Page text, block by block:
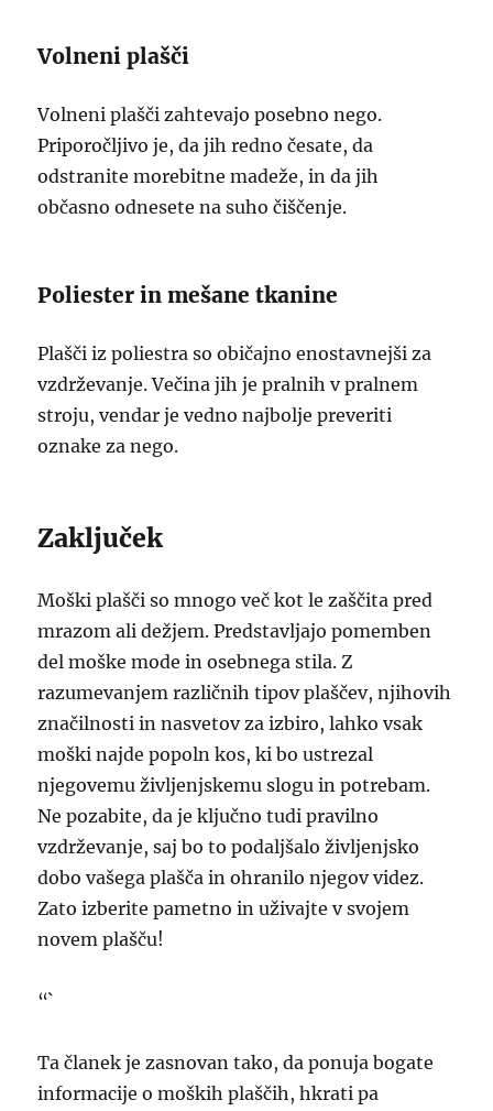
Volneni plašči
Volneni plašči zahtevajo posebno nego.
Priporočljivo je, da jih redno česate, da
odstranite morebitne madeže, in da jih
občasno odnesete na suho čiščenje.
Poliester in mešane tkanine
Plašči iz poliestra so običajno enostavnejši za
vzdrževanje. Večina jih je pralnih v pralnem
stroju, vendar je vedno najbolje preveriti
oznake za nego.
Zaključek
Moški plašči so mnogo več kot le zaščita pred
mrazom ali dežjem. Predstavljajo pomemben
del moške mode in osebnega stila. Z
razumevanjem različnih tipov plaščev, njihovih
značilnosti in nasvetov za izbiro, lahko vsak
moški najde popoln kos, ki bo ustrezal
njegovemu življenjskemu slogu in potrebam.
Ne pozabite, da je ključno tudi pravilno
vzdrževanje, saj bo to podaljšalo življenjsko
dobo vašega plašča in ohranilo njegov videz.
Zato izberite pametno in uživajte v svojem
novem plašču!
“`
Ta članek je zasnovan tako, da ponuja bogate
informacije o moških plaščih, hkrati pa